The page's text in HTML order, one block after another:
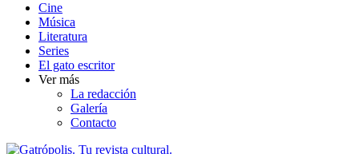
Cine
Música
Literatura
Series
El gato escritor
Ver más
La redacción
Galería
Contacto